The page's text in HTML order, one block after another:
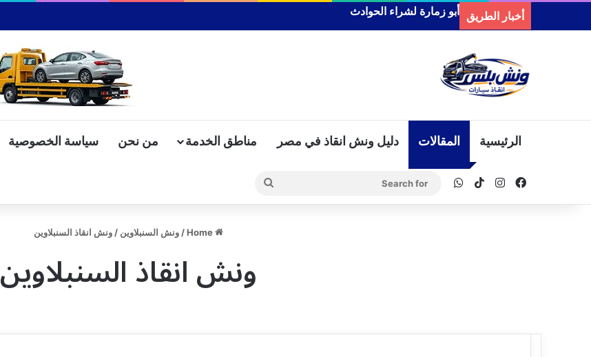
أخبار الطريق أبو زمارة لشراء الحوادث
الرئيسية المقالات دليل ونش انقاذ في مصر مناطق الخدمة من نحن سياسة الخصوصية
Facebook
Instagram
TikTok
WhatsApp
Search
for
Home
/ ونش السنبلاوين / ونش انقاذ السنبلاوين
ونش انقاذ السنبلاوين